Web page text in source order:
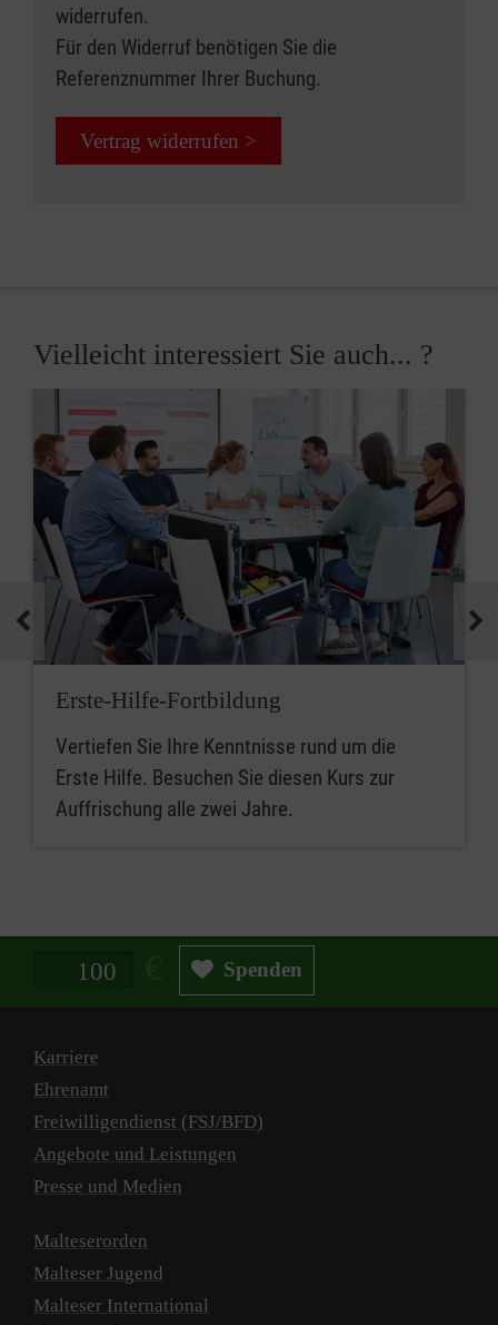
widerrufen.
Für den Widerruf benötigen Sie die
Referenznummer Ihrer Buchung.
Vertrag widerrufen >
Vielleicht interessiert Sie auch... ?
Erste-Hilfe-Fortbildung
Vertiefen Sie Ihre Kenntnisse rund um die
Erste Hilfe. Besuchen Sie diesen Kurs zur
Auffrischung alle zwei Jahre.
Spendenbetrag in Euro Spenden
Karriere
Ehrenamt
Freiwilligendienst (FSJ/BFD)
Angebote und Leistungen
Presse und Medien
Malteserorden
Malteser Jugend
Malteser International